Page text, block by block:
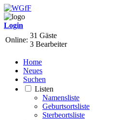
Login
Online:
31 Gäste
3 Bearbeiter
Home
Neues
Suchen
Listen
Namensliste
Geburtsortsliste
Sterbeortsliste